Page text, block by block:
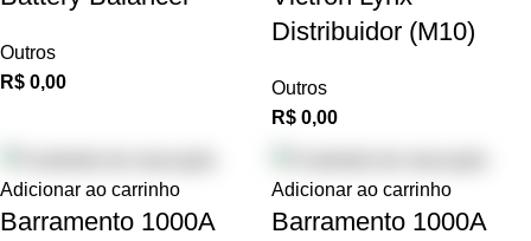
Outros
R$ 0,00
Distribuidor (M10)
Outros
R$ 0,00
Adicionar ao carrinho
Barramento 1000A
Adicionar ao carrinho
Barramento 1000A